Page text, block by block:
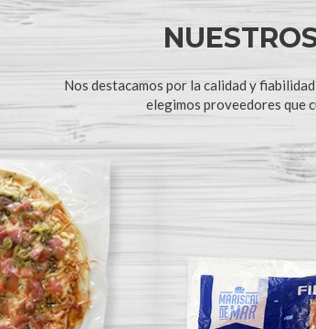
Nos destacamos por la calidad y
elegimos proveedores que